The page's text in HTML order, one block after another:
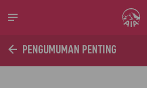
PENGUMUMAN PENTING